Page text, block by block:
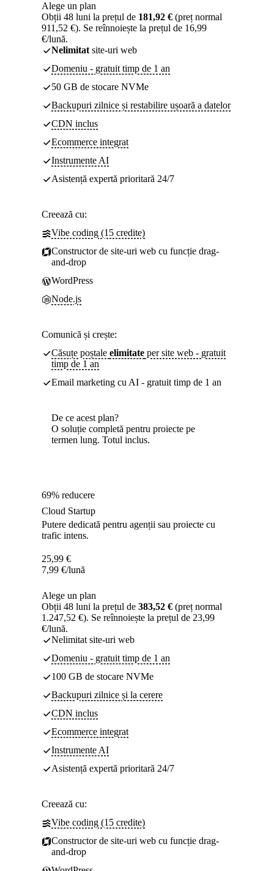
Alege un plan
Obții 48 luni la prețul de 181,92 € (preț normal
911,52 €). Se reînnoiește la prețul de 16,99
€/lună.
Nelimitat site-uri web
Domeniu - gratuit timp de 1 an
50 GB de stocare NVMe
Backupuri zilnice și restabilire ușoară a datelor
CDN inclus
Ecommerce integrat
Instrumente AI
Asistență expertă prioritară 24/7
Creează cu:
Vibe coding (15 credite)
Constructor de site-uri web cu funcție drag-
and-drop
WordPress
Node.js
Comunică și crește:
Căsuțe poștale elimitate per site web - gratuit
timp de 1 an
Email marketing cu AI - gratuit timp de 1 an
De ce acest plan?
O soluție completă pentru proiecte pe
termen lung. Totul inclus.
69% reducere
Cloud Startup
Putere dedicată pentru agenții sau proiecte cu
trafic intens.
25,99 €
7,99 €/lună
Alege un plan
Obții 48 luni la prețul de 383,52 € (preț normal
1.247,52 €). Se reînnoiește la prețul de 23,99
€/lună.
Nelimitat site-uri web
Domeniu - gratuit timp de 1 an
100 GB de stocare NVMe
Backupuri zilnice și la cerere
CDN inclus
Ecommerce integrat
Instrumente AI
Asistență expertă prioritară 24/7
Creează cu:
Vibe coding (15 credite)
Constructor de site-uri web cu funcție drag-
and-drop